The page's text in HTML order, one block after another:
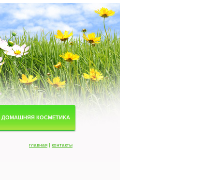
ДОМАШНЯЯ КОСМЕТИКА
главная | контакты